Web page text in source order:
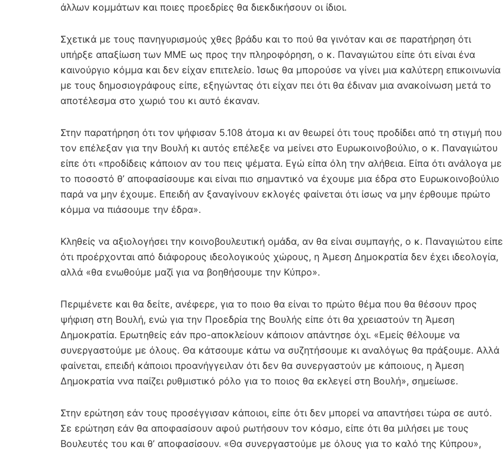
άλλων κομμάτων και ποιες προεδρίες θα διεκδικήσουν οι ίδιοι.
Σχετικά με τους πανηγυρισμούς χθες βράδυ και το πού θα γινόταν και σε παρατήρηση ότι
υπήρξε απαξίωση των ΜΜΕ ως προς την πληροφόρηση, ο κ. Παναγιώτου είπε ότι είναι ένα
καινούργιο κόμμα και δεν είχαν επιτελείο. Ίσως θα μπορούσε να γίνει μια καλύτερη επικοινωνία
με τους δημοσιογράφους είπε, εξηγώντας ότι είχαν πει ότι θα έδιναν μια ανακοίνωση μετά το
αποτέλεσμα στο χωριό του κι αυτό έκαναν.
Στην παρατήρηση ότι τον ψήφισαν 5.108 άτομα κι αν θεωρεί ότι τους προδίδει από τη στιγμή που
τον επέλεξαν για την Βουλή κι αυτός επέλεξε να μείνει στο Ευρωκοινοβούλιο, ο κ. Παναγιώτου
είπε ότι «προδίδεις κάποιον αν του πεις ψέματα. Εγώ είπα όλη την αλήθεια. Είπα ότι ανάλογα με
το ποσοστό θ’ αποφασίσουμε και είναι πιο σημαντικό να έχουμε μια έδρα στο Ευρωκοινοβούλιο
παρά να μην έχουμε. Επειδή αν ξαναγίνουν εκλογές φαίνεται ότι ίσως να μην έρθουμε πρώτο
κόμμα να πιάσουμε την έδρα».
Κληθείς να αξιολογήσει την κοινοβουλευτική ομάδα, αν θα είναι συμπαγής, ο κ. Παναγιώτου είπε
ότι προέρχονται από διάφορους ιδεολογικούς χώρους, η Άμεση Δημοκρατία δεν έχει ιδεολογία,
αλλά «θα ενωθούμε μαζί για να βοηθήσουμε την Κύπρο».
Περιμένετε και θα δείτε, ανέφερε, για το ποιο θα είναι το πρώτο θέμα που θα θέσουν προς
ψήφιση στη Βουλή, ενώ για την Προεδρία της Βουλής είπε ότι θα χρειαστούν τη Άμεση
Δημοκρατία. Ερωτηθείς εάν προ-αποκλείουν κάποιον απάντησε όχι. «Εμείς θέλουμε να
συνεργαστούμε με όλους. Θα κάτσουμε κάτω να συζητήσουμε κι αναλόγως θα πράξουμε. Αλλά
φαίνεται, επειδή κάποιοι προανήγγειλαν ότι δεν θα συνεργαστούν με κάποιους, η Άμεση
Δημοκρατία ννα παίζει ρυθμιστικό ρόλο για το ποιος θα εκλεγεί στη Βουλή», σημείωσε.
Στην ερώτηση εάν τους προσέγγισαν κάποιοι, είπε ότι δεν μπορεί να απαντήσει τώρα σε αυτό.
Σε ερώτηση εάν θα αποφασίσουν αφού ρωτήσουν τον κόσμο, είπε ότι θα μιλήσει με τους
Βουλευτές του και θ’ αποφασίσουν. «Θα συνεργαστούμε με όλους για το καλό της Κύπρου»,